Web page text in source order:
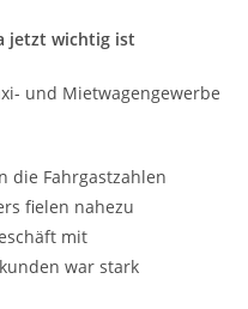
jetzt wichtig ist
und Mietwagengewerbe
die Fahrgastzahlen
fielen nahezu
mit
war stark